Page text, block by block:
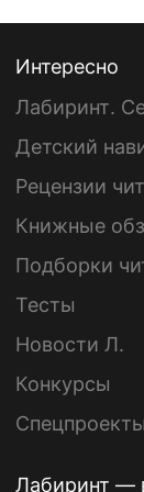
Интересно
Лабиринт.
Детский
Рецензии
Книжные
Подборки
Тесты
Новости Л.
Конкурсы
Спецпроекты
Лабиринт —